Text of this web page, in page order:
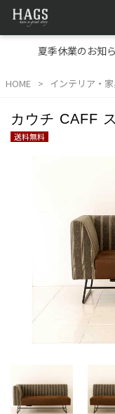
夏季休業のお知
HOME インテリア・
カウチ CAFF
送料無料